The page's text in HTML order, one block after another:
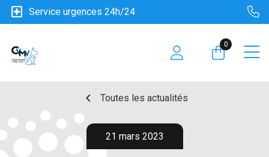
local_hospital Service urgences 24h/24
0
chevron_left Toutes les actualités
21 mars 2023